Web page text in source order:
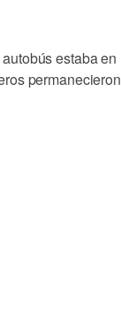
estaba en
permanecieron